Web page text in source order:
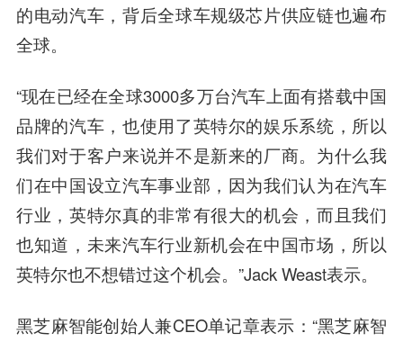
的电动汽车，背后全球车规级芯片供应链也遍布
全球。
“现在已经在全球3000多万台汽车上面有搭载中国
品牌的汽车，也使用了英特尔的娱乐系统，所以
我们对于客户来说并不是新来的厂商。为什么我
们在中国设立汽车事业部，因为我们认为在汽车
行业，英特尔真的非常有很大的机会，而且我们
也知道，未来汽车行业新机会在中国市场，所以
英特尔也不想错过这个机会。”Jack Weast表示。
黑芝麻智能创始人兼CEO单记章表示：“黑芝麻智